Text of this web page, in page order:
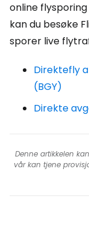
online
kan du besøke
sporer live
Direktefly
(BGY)
Direkte
Denne artikkelen
vår kan tjene